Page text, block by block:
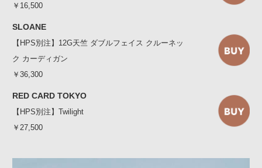
￥16,500
SLOANE
【HPS別注】12G天竺 ダブルフェイス クルーネッ
ク カーディガン
￥36,300
RED CARD TOKYO
【HPS別注】Twilight
￥27,500